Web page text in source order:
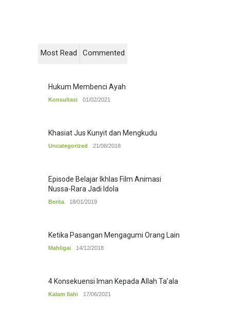
Most Read Commented
Hukum Membenci Ayah
Konsultasi 01/02/2021
Khasiat Jus Kunyit dan Mengkudu
Uncategorized 21/08/2018
Episode Belajar Ikhlas Film Animasi
Nussa-Rara Jadi Idola
Berita 18/01/2019
Ketika Pasangan Mengagumi Orang Lain
Mahligai 14/12/2018
4 Konsekuensi Iman Kepada Allah Ta’ala
Kalam Ilahi 17/06/2021